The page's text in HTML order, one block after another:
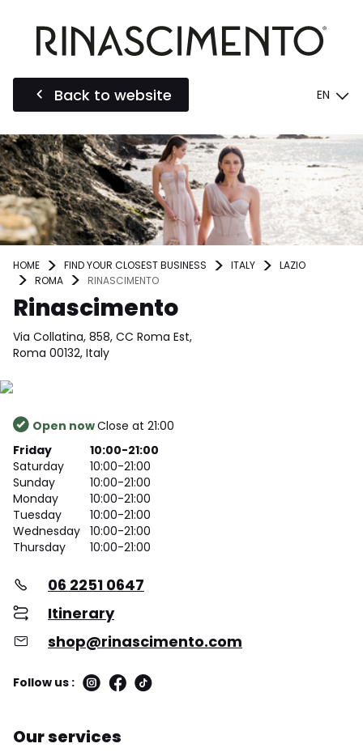
Back to website EN
HOME FIND YOUR CLOSEST BUSINESS ITALY
LAZIO
ROMA
RINASCIMENTO
Rinascimento
Via Collatina, 858, CC Roma Est,
Roma 00132, Italy
Open nowClose at 21:00
Friday
10:00-21:00
Saturday
10:00-21:00
Sunday
10:00-21:00
Monday
10:00-21:00
Tuesday
10:00-21:00
Wednesday 10:00-21:00
Thursday
10:00-21:00
06 2251 0647
Itinerary
shop@rinascimento.com
Follow us :
Our services